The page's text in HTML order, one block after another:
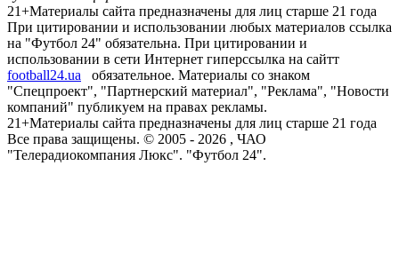
21+Материалы сайта предназначены для лиц старше 21 года
При цитировании и использовании любых материалов ссылка
на "Футбол 24" обязательна. При цитировании и
использовании в сети Интернет гиперссылка на сайтт
football24.ua
обязательное. Материалы со знаком
"Спецпроект", "Партнерский материал", "Реклама", "Новости
компаний" публикуем на правах рекламы.
21+Материалы сайта предназначены для лиц старше 21 года
Все права защищены. © 2005 - 2026 , ЧАО
"Телерадиокомпания Люкс". "Футбол 24".